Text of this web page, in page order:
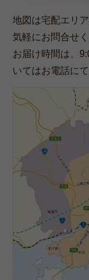
地図は宅配エリ
気軽にお問合せく
お届け時間は、
いてはお電話に